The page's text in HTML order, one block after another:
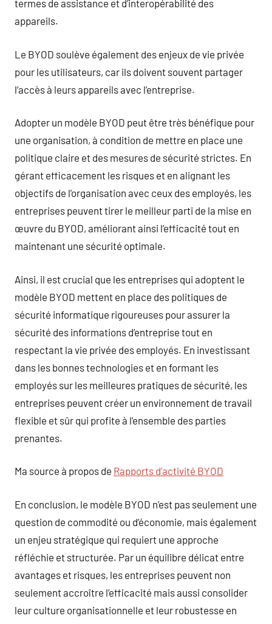
termes de assistance et d’interopérabilité des
appareils.
Le BYOD soulève également des enjeux de vie privée
pour les utilisateurs, car ils doivent souvent partager
l’accès à leurs appareils avec l’entreprise.
Adopter un modèle BYOD peut être très bénéfique pour
une organisation, à condition de mettre en place une
politique claire et des mesures de sécurité strictes. En
gérant efficacement les risques et en alignant les
objectifs de l’organisation avec ceux des employés, les
entreprises peuvent tirer le meilleur parti de la mise en
œuvre du BYOD, améliorant ainsi l’efficacité tout en
maintenant une sécurité optimale.
Ainsi, il est crucial que les entreprises qui adoptent le
modèle BYOD mettent en place des politiques de
sécurité informatique rigoureuses pour assurer la
sécurité des informations d’entreprise tout en
respectant la vie privée des employés. En investissant
dans les bonnes technologies et en formant les
employés sur les meilleures pratiques de sécurité, les
entreprises peuvent créer un environnement de travail
flexible et sûr qui profite à l’ensemble des parties
prenantes.
Ma source à propos de Rapports d’activité BYOD
En conclusion, le modèle BYOD n’est pas seulement une
question de commodité ou d’économie, mais également
un enjeu stratégique qui requiert une approche
réfléchie et structurée. Par un équilibre délicat entre
avantages et risques, les entreprises peuvent non
seulement accroître l’efficacité mais aussi consolider
leur culture organisationnelle et leur robustesse en